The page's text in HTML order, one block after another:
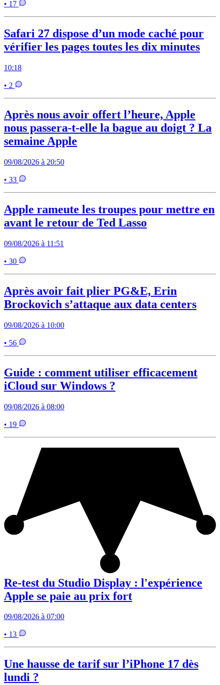
• 17
Safari 27 dispose d’un mode caché pour
vérifier les pages toutes les dix minutes
10:18
• 2
Après nous avoir offert l’heure, Apple
nous passera-t-elle la bague au doigt ? La
semaine Apple
09/08/2026 à 20:50
• 33
Apple rameute les troupes pour mettre en
avant le retour de Ted Lasso
09/08/2026 à 11:51
• 30
Après avoir fait plier PG&E, Erin
Brockovich s’attaque aux data centers
09/08/2026 à 10:00
• 56
Guide : comment utiliser efficacement
iCloud sur Windows ?
09/08/2026 à 08:00
• 19
Re-test du Studio Display : l'expérience
Apple se paie au prix fort
09/08/2026 à 07:00
• 13
Une hausse de tarif sur l’iPhone 17 dès
lundi ?